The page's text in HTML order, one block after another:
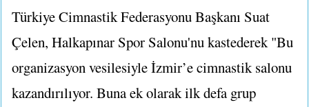
Türkiye Cimnastik Federasyonu Başkanı Suat
Çelen, Halkapınar Spor Salonu'nu kastederek "Bu
organizasyon vesilesiyle İzmir’e cimnastik salonu
kazandırılıyor. Buna ek olarak ilk defa grup